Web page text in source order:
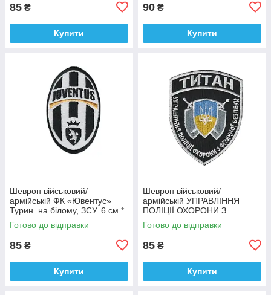
85 ₴
Купити
90 ₴
Купити
Шеврон військовий/
армійській ФК «Ювентус»
Турин на білому, ЗСУ. 6 см *
9,5 см
Готово до відправки
85 ₴
Купити
Шеврон військовий/
армійській УПРАВЛІННЯ
ПОЛІЦІЇ ОХОРОНИ З
ФІЗИЧНОЇ БЕЗПЕКИ ТИТАН
на чорному, ЗСУ. 8 см * 10
Готово до відправки
85 ₴
Купити